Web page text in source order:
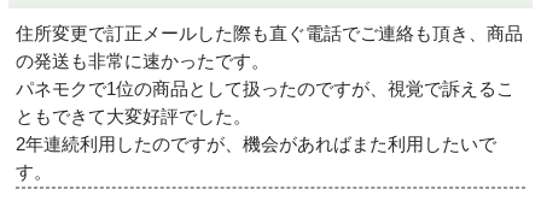
住所変更で訂正メールした際も直ぐ電話でご連絡も頂き、商品
の発送も非常に速かったです。
パネモクで1位の商品として扱ったのですが、視覚で訴えるこ
ともできて大変好評でした。
2年連続利用したのですが、機会があればまた利用したいで
す。